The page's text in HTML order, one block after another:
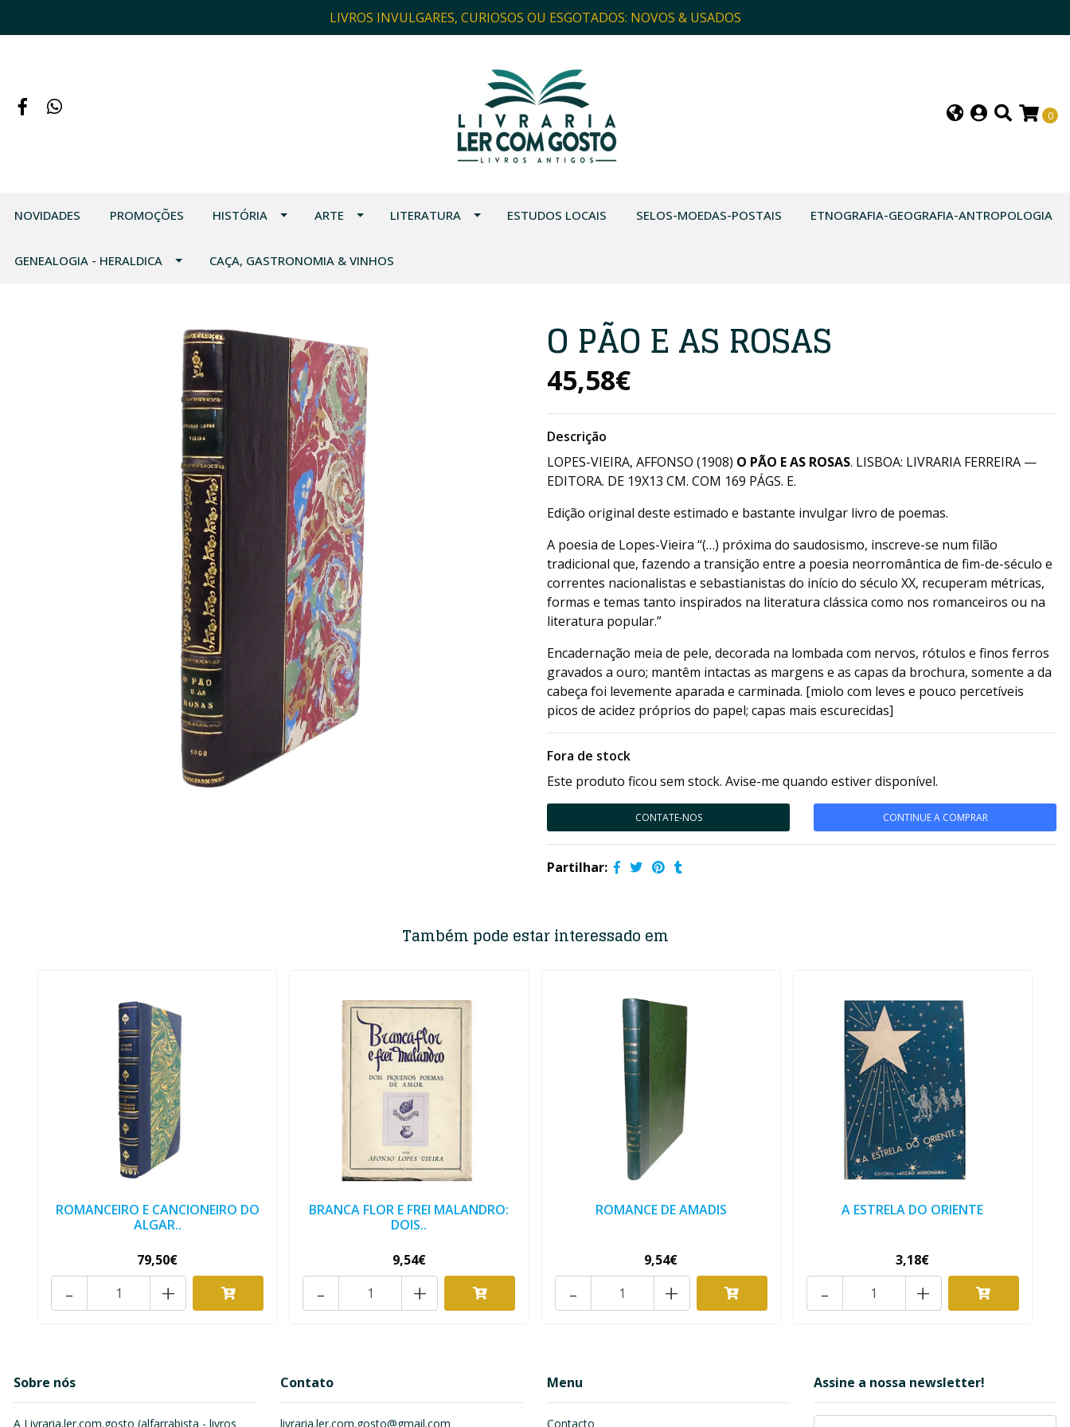
LIVROS INVULGARES, CURIOSOS OU ESGOTADOS: NOVOS & USADOS
0
NOVIDADES PROMOÇÕES HISTÓRIA ARTE LITERATURA ESTUDOS LOCAIS SELOS-MOEDAS-POSTAIS ETNOGRAFIA-GEOGRAFIA-ANTROPOLOGIA
GENEALOGIA - HERALDICA CAÇA, GASTRONOMIA & VINHOS
O PÃO E AS ROSAS
45,58€
Descrição
LOPES-VIEIRA, AFFONSO (1908) O PÃO E AS ROSAS. LISBOA: LIVRARIA FERREIRA —
EDITORA. DE 19X13 CM. COM 169 PÁGS. E.
Edição original deste estimado e bastante invulgar livro de poemas.
A poesia de Lopes-Vieira “(…) próxima do saudosismo, inscreve-se num filão
tradicional que, fazendo a transição entre a poesia neorromântica de fim-de-século e
correntes nacionalistas e sebastianistas do início do século XX, recuperam métricas,
formas e temas tanto inspirados na literatura clássica como nos romanceiros ou na
literatura popular.”
Encadernação meia de pele, decorada na lombada com nervos, rótulos e finos ferros
gravados a ouro; mantêm intactas as margens e as capas da brochura, somente a da
cabeça foi levemente aparada e carminada. [miolo com leves e pouco percetíveis
picos de acidez próprios do papel; capas mais escurecidas]
Fora de stock
Este produto ficou sem stock. Avise-me quando estiver disponível.
CONTATE-NOS CONTINUE A COMPRAR
Partilhar:
Também pode estar interessado em
ROMANCEIRO E CANCIONEIRO DO
ALGAR..
79,50€
+
-
BRANCA FLOR E FREI MALANDRO:
DOIS..
9,54€
+
-
ROMANCE DE AMADIS
9,54€
+
-
A ESTRELA DO ORIENTE
3,18€
+
-
Sobre nós
A Livraria.ler.com.gosto (alfarrabista - livros
Contato
livraria.ler.com.gosto@gmail.com
Menu
Contacto
Assine a nossa newsletter!